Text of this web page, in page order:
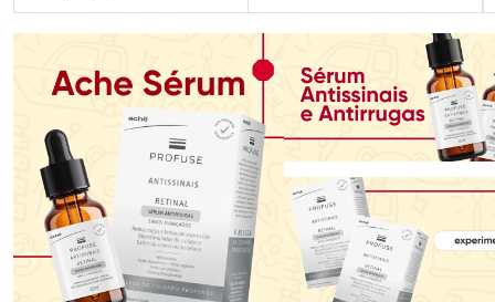
Laboratório
Ativar Desconto
Por Menos Laboratório
Ativar Desconto
Por Menos